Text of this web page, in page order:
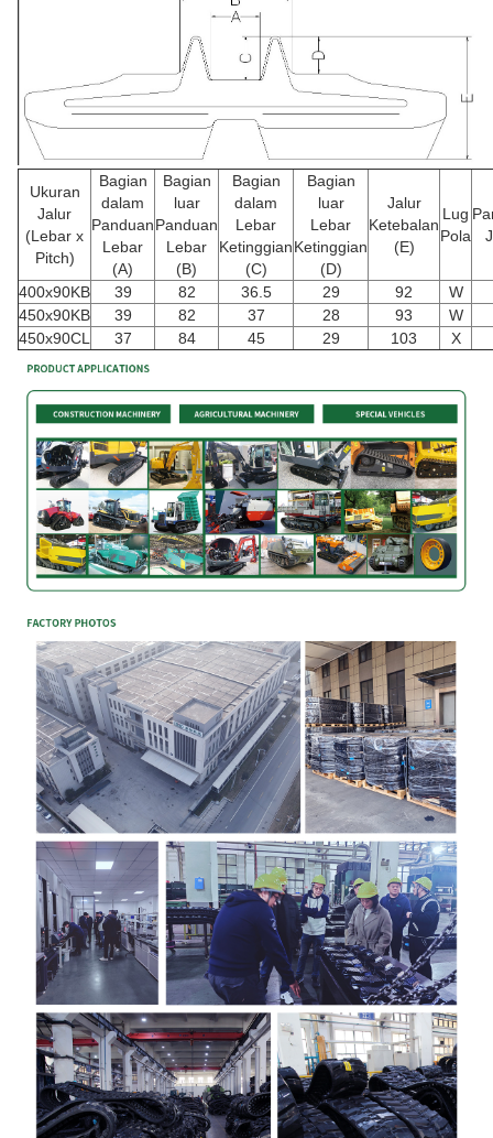
Ukuran
Jalur
(Lebar x
Pitch)
Bagian
dalam
Panduan
Lebar
(A)
Bagian
luar
Panduan
Lebar
(B)
Bagian
dalam
Lebar
Ketinggian
(C)
Bagian
luar
Lebar
Ketinggian
(D)
Jalur
Ketebalan
(E)
Lug
Pola
400x90KB 39 82 36.5 29 92
W
450x90KB
39 82 37 28 93
W
450x90CL
37 84 45 29 103 X